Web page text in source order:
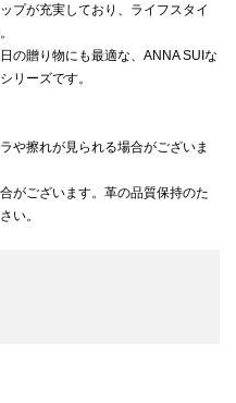
プが充実しており、ライフスタイ
の贈り物にも最適な、ANNA SUIな
リーズです。
や擦れが見られる場合がございま
がございます。革の品質保持のた
い。